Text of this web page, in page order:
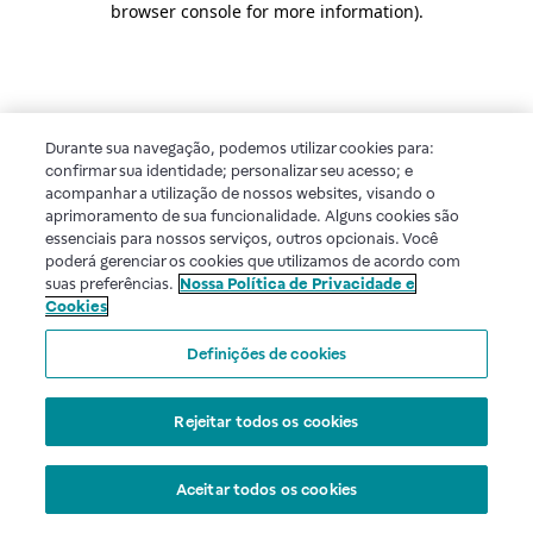
browser console for more information).
Durante sua navegação, podemos utilizar cookies para:
confirmar sua identidade; personalizar seu acesso; e
acompanhar a utilização de nossos websites, visando o
aprimoramento de sua funcionalidade. Alguns cookies são
essenciais para nossos serviços, outros opcionais. Você
poderá gerenciar os cookies que utilizamos de acordo com
suas preferências. Nossa Política de Privacidade e
Cookies
Definições de cookies
Rejeitar todos os cookies
Aceitar todos os cookies